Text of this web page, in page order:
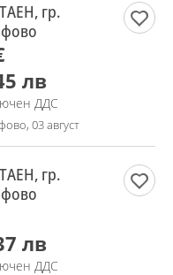
гр.
лв
ДДС
03 август
гр.
лв
ДДС